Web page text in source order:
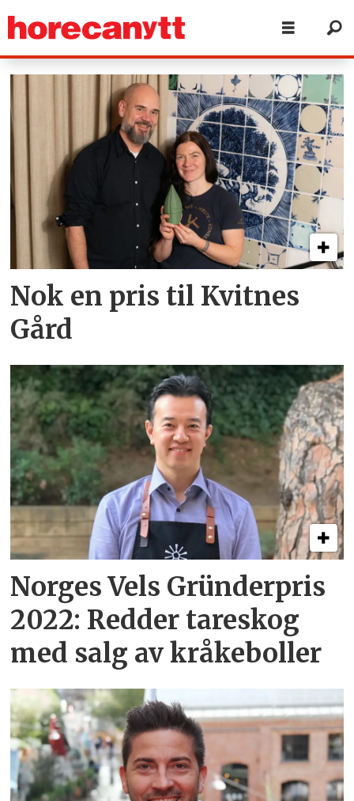
Tag:
norges
vel
Nok en pris til Kvitnes
Gård
Norges Vels Gründerpris
2022: Redder tareskog
med salg av kråkeboller